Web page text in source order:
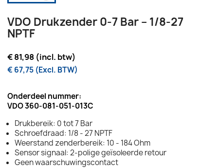
VDO Drukzender 0-7 Bar – 1/8-27
NPTF
€ 81,98 (incl. btw)
€ 67,75 (Excl. BTW)
Onderdeel nummer:
VDO 360-081-051-013C
Drukbereik: 0 tot 7 Bar
Schroefdraad: 1/8 - 27 NPTF
Weerstand zenderbereik: 10 - 184 Ohm
Sensor signaal: 2-polige geïsoleerde retour
Geen waarschuwingscontact